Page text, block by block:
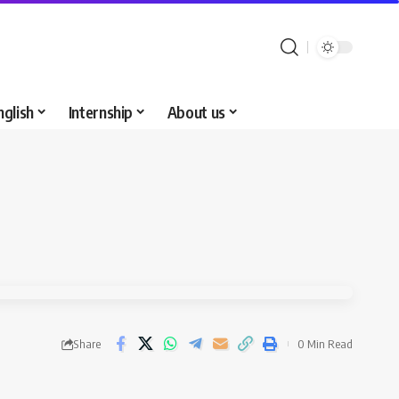
Internship About us
Share 0 Min Read